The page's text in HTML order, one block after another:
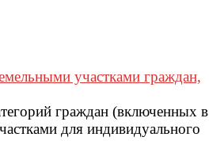
участками граждан,
граждан (включенных в
для индивидуального